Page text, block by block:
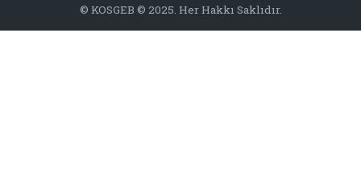
© KOSGEB © 2025. Her Hakkı Saklıdır.